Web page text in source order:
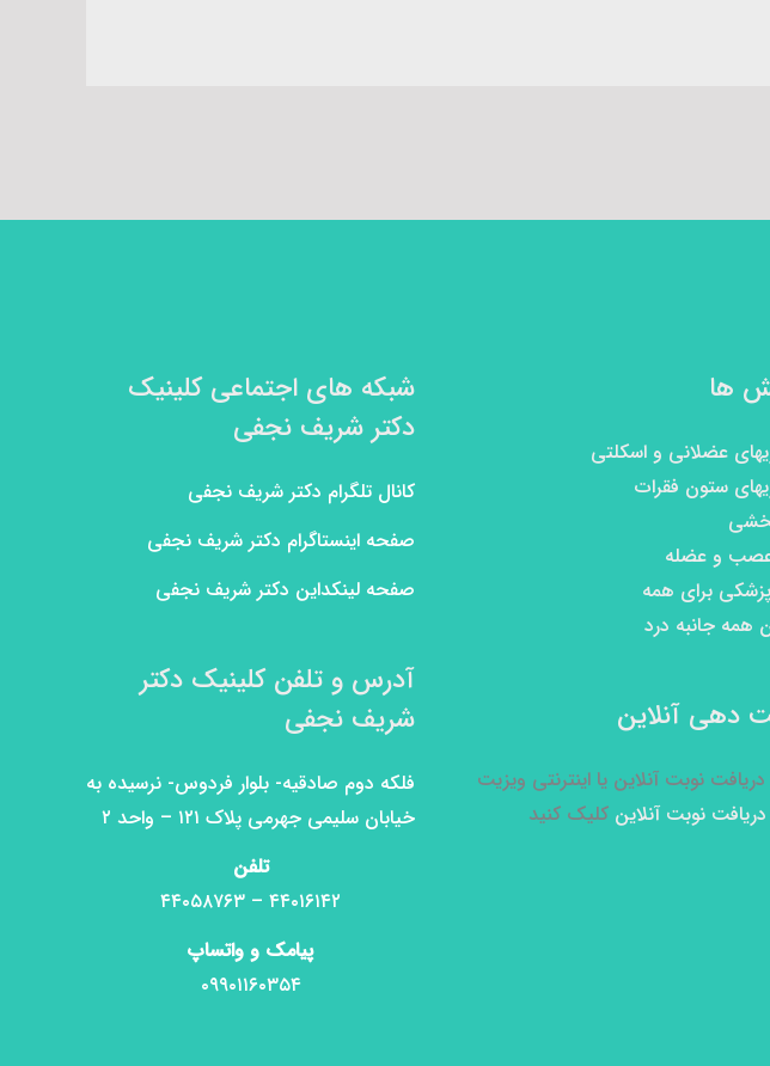
ها
عضلانی و اسکلتی
ستون فقرات
عصب و عضله
برای همه
همه جانبه درد
دهی آنلاین
نوبت آنلاین یا اینترنتی ویزیت
دریافت نوبت آنلاین کلیک کنید
شبکه های اجتماعی کلینیک
دکتر شریف نجفی
کانال تلگرام دکتر شریف نجفی
صفحه اینستاگرام دکتر شریف نجفی
صفحه لینکداین دکتر شریف نجفی
آدرس و تلفن کلینیک دکتر
شریف نجفی
فلکه دوم صادقیه- بلوار فردوس- نرسیده به
خیابان سلیمی جهرمی پلاک ۱۲۱ – واحد ۲
تلفن
۴۴۰۱۶۱۴۲ – ۴۴۰۵۸۷۶۳
پیامک و واتساپ
۰۹۹۰۱۱۶۰۳۵۴